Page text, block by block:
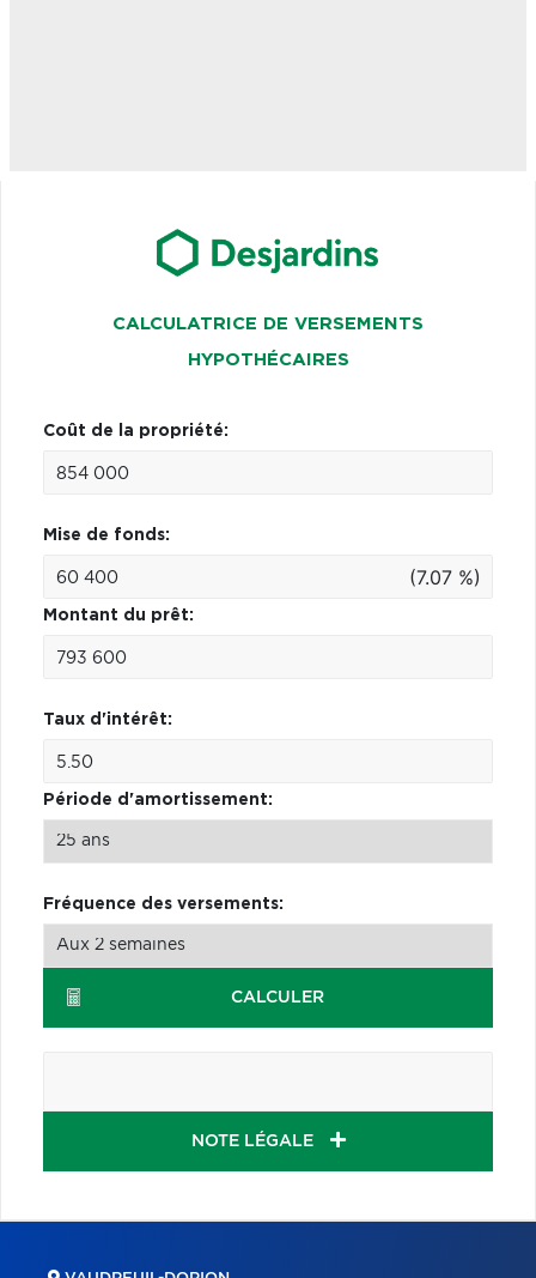
CALCULATRICE DE VERSEMENTS
HYPOTHÉCAIRES
Coût de la propriété:
Mise de fonds:
(7.07 %)
Montant du prêt:
Taux d'intérêt:
Période d'amortissement:
Fréquence des versements:
CALCULER
NOTE LÉGALE